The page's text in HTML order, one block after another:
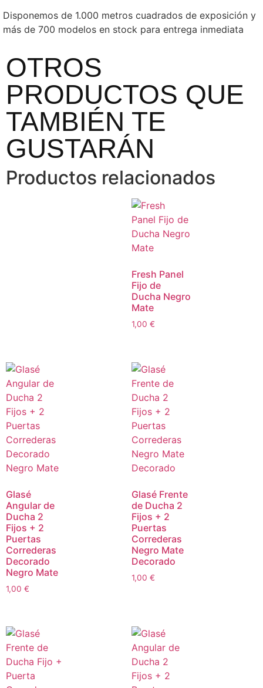
Disponemos de 1.000 metros cuadrados de exposición y
más de 700 modelos en stock para entrega inmediata
OTROS
PRODUCTOS QUE
TAMBIÉN TE
GUSTARÁN
Productos relacionados
Fresh Panel
Fijo de
Ducha Negro
Mate
1,00 €
Glasé
Angular de
Ducha 2
Fijos + 2
Puertas
Correderas
Decorado
Negro Mate
1,00 €
Glasé Frente
de Ducha 2
Fijos + 2
Puertas
Correderas
Negro Mate
Decorado
1,00 €